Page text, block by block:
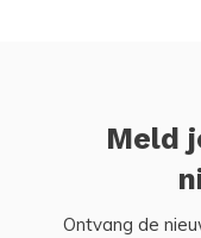
Meld
Ontvang de